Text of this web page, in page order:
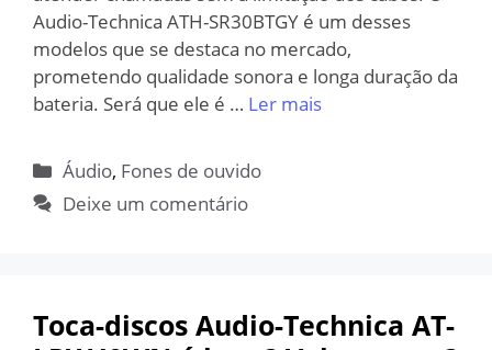
Audio-Technica ATH-SR30BTGY é um desses
modelos que se destaca no mercado,
prometendo qualidade sonora e longa duração da
bateria. Será que ele é … Ler mais
Categorias
Áudio, Fones de ouvido
Deixe um comentário
Toca-discos Audio-Technica AT-